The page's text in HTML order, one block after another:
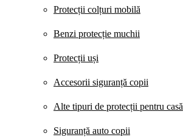
Protecții colțuri mobilă
Benzi protecție muchii
Protecții uși
Accesorii siguranță copii
Alte tipuri de protecții pentru casă
Siguranță auto copii